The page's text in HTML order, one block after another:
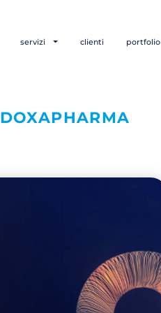
servizi clienti portfolio
DOXAPHARMA